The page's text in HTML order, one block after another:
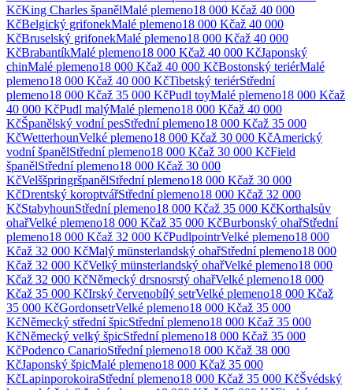
KčKing Charles španělMalé plemeno18 000 Kčaž 40 000
KčBelgický grifonekMalé plemeno18 000 Kčaž 40 000
KčBruselský grifonekMalé plemeno18 000 Kčaž 40 000
KčBrabantíkMalé plemeno18 000 Kčaž 40 000 KčJaponský
chinMalé plemeno18 000 Kčaž 40 000 KčBostonský teriérMalé
plemeno18 000 Kčaž 40 000 KčTibetský teriérStřední
plemeno18 000 Kčaž 35 000 KčPudl toyMalé plemeno18 000 Kčaž
40 000 KčPudl malýMalé plemeno18 000 Kčaž 40 000
KčŠpanělský vodní pesStředníplemeno18 000 Kčaž 35 000
KčWetterhounVelké plemeno18 000 Kčaž 30 000 KčAmerický
vodní španělStředníplemeno18 000 Kčaž 30 000 KčField
španělStředníplemeno18 000 Kčaž 30 000
KčVelššpringršpanělStředníplemeno18 000 Kčaž 30 000
KčDrentský koroptvářStředníplemeno18 000 Kčaž 32 000
KčStabyhounStředníplemeno18 000 Kčaž 35 000 KčKorthalsův
ohařVelké plemeno18 000 Kčaž 35 000 KčBurbonský ohařStřední
plemeno18 000 Kčaž 32 000 KčPudlpointrVelké plemeno18 000
Kčaž 32 000 KčMalý münsterlandský ohařStředníplemeno18 000
Kčaž 32 000 KčVelký münsterlandský ohařVelké plemeno18 000
Kčaž 32 000 KčNěmecký drsnosrstý ohařVelké plemeno18 000
Kčaž 35 000 KčIrský červenobílý setrVelké plemeno18 000 Kčaž
35 000 KčGordonsetrVelké plemeno18 000 Kčaž 35 000
KčNěmecký střední špicStředníplemeno18 000 Kčaž 35 000
KčNěmecký velký špicStředníplemeno18 000 Kčaž 35 000
KčPodenco CanarioStředníplemeno18 000 Kčaž 38 000
KčJaponský špicMalé plemeno18 000 Kčaž 35 000
KčLapinporokoiraStředníplemeno18 000 Kčaž 35 000 KčŠvédský